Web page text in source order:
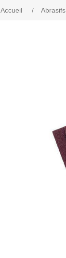
Accueil / Abrasifs